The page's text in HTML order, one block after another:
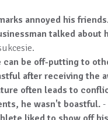
annoyed his
talked about
can be off-putting to
after receiving the
often leads to
he wasn't boastful. -